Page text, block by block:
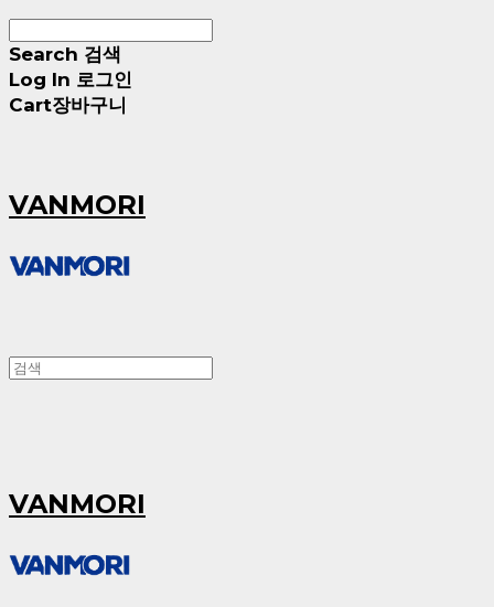
Search 검색
Log In 로그인
Cart장바구니
VANMORI
VANMORI